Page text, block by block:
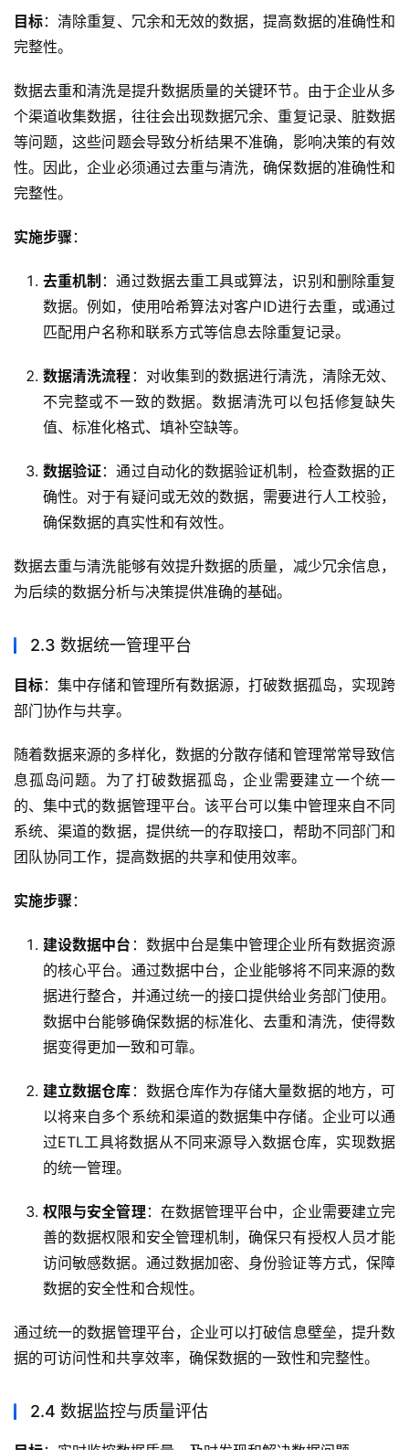
目标：清除重复、冗余和无效的数据，提高数据的准确性和
完整性。
数据去重和清洗是提升数据质量的关键环节。由于企业从多
个渠道收集数据，往往会出现数据冗余、重复记录、脏数据
等问题，这些问题会导致分析结果不准确，影响决策的有效
性。因此，企业必须通过去重与清洗，确保数据的准确性和
完整性。
实施步骤 ：
去重机制 ：通过数据去重工具或算法，识别和删除重复
数据。例如，使用哈希算法对客户ID进行去重，或通过
匹配用户名称和联系方式等信息去除重复记录。
数据清洗流程 ：对收集到的数据进行清洗，清除无效、
不完整或不一致的数据。数据清洗可以包括修复缺失
值、标准化格式、填补空缺等。
数据验证：通过自动化的数据验证机制，检查数据的正
确性。对于有疑问或无效的数据，需要进行人工校验，
确保数据的真实性和有效性。
数据去重与清洗能够有效提升数据的质量，减少冗余信息，
为后续的数据分析与决策提供准确的基础。
2.3 数据统一管理平台
目标：集中存储和管理所有数据源，打破数据孤岛，实现跨
部门协作与共享。
随着数据来源的多样化，数据的分散存储和管理常常导致信
息孤岛问题。为了打破数据孤岛，企业需要建立一个统一
的、集中式的数据管理平台。该平台可以集中管理来自不同
系统、渠道的数据，提供统一的存取接口，帮助不同部门和
团队协同工作，提高数据的共享和使用效率。
实施步骤 ：
建设数据中台 ：数据中台是集中管理企业所有数据资源
的核心平台。通过数据中台，企业能够将不同来源的数
据进行整合，并通过统一的接口提供给业务部门使用。
数据中台能够确保数据的标准化、去重和清洗，使得数
据变得更加一致和可靠。
建立数据仓库 ：数据仓库作为存储大量数据的地方，可
以将来自多个系统和渠道的数据集中存储。企业可以通
过ETL工具将数据从不同来源导入数据仓库，实现数据
的统一管理。
权限与安全管理 ：在数据管理平台中，企业需要建立完
善的数据权限和安全管理机制，确保只有授权人员才能
访问敏感数据。通过数据加密、身份验证等方式，保障
数据的安全性和合规性。
通过统一的数据管理平台，企业可以打破信息壁垒，提升数
据的可访问性和共享效率，确保数据的一致性和完整性。
2.4 数据监控与质量评估